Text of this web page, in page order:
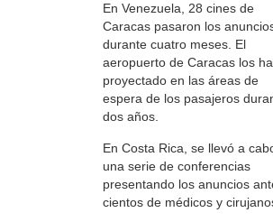
En Venezuela, 28 cines de
Caracas pasaron los
durante cuatro meses. El
aeropuerto de Caracas los ha
proyectado en las áreas de
espera de los pasajeros
dos años.
En Costa Rica, se llevó a
una serie de conferencias
presentando los anuncios
cientos de médicos y